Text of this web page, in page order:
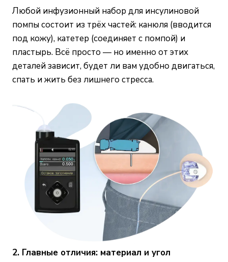
Любой инфузионный набор для инсулиновой
помпы состоит из трёх частей: канюля (вводится
под кожу), катетер (соединяет с помпой) и
пластырь. Всё просто — но именно от этих
деталей зависит, будет ли вам удобно двигаться,
спать и жить без лишнего стресса.
2. Главные отличия: материал и угол